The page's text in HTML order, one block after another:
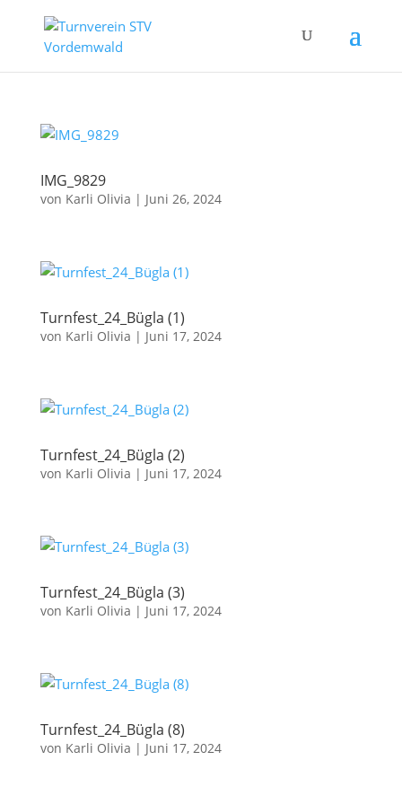
IMG_9829
von Karli Olivia | Juni 26, 2024
Turnfest_24_Bügla (1)
von Karli Olivia | Juni 17, 2024
Turnfest_24_Bügla (2)
von Karli Olivia | Juni 17, 2024
Turnfest_24_Bügla (3)
von Karli Olivia | Juni 17, 2024
Turnfest_24_Bügla (8)
von Karli Olivia | Juni 17, 2024